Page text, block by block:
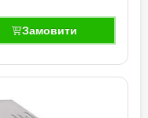
Замовити